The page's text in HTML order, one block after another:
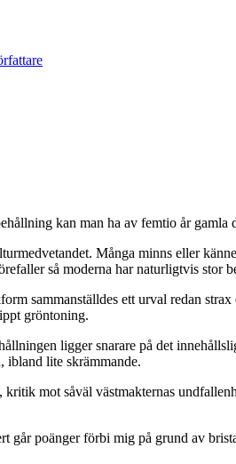
kan man ha av femtio år gamla
Många minns eller
så moderna har naturligtvis stor
sammanställdes ett urval redan
gröntoning.
ligger snarare på det
ibland lite skrämmande.
mot såväl västmakternas
går poänger förbi mig på grund av